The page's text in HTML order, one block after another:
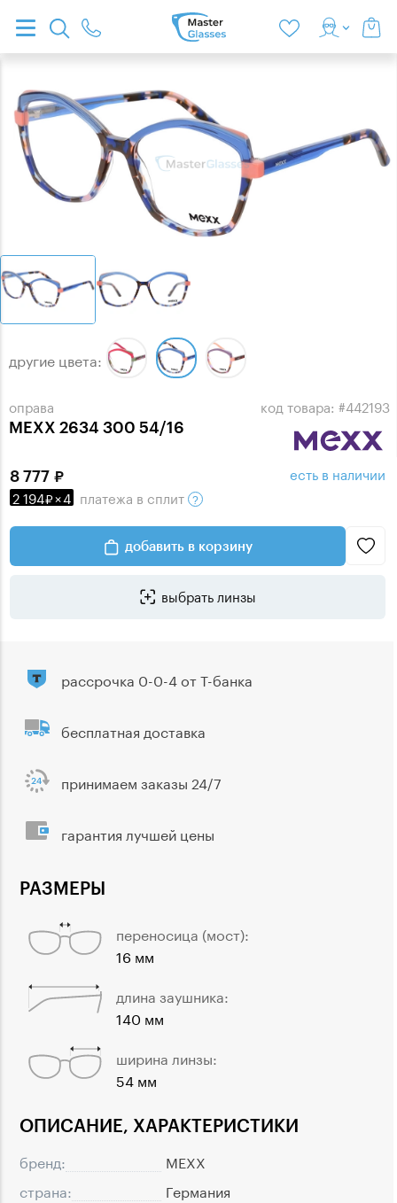
оправа
MEXX 2634 300 54/16
код товара: #442193
другие цвета:
8 777
2 194 ×4 платежа в сплит
есть в наличии
добавить в корзину
выбрать линзы
ОПИСАНИЕ, ХАРАКТЕРИСТИКИ
бренд:
MEXX
страна:
Германия
РАЗМЕРЫ
переносица (мост):
16 мм
длина заушника:
140 мм
ширина линзы:
54 мм
рассрочка 0-0-4 от Т-банка
бесплатная доставка
принимаем заказы 24/7
гарантия лучшей цены